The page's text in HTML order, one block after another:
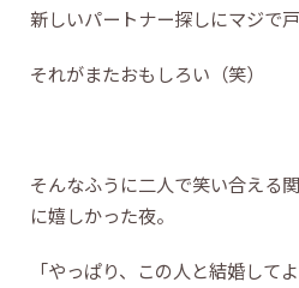
新しいパートナー探しにマジで
それがまたおもしろい（笑）
そんなふうに二人で笑い合える
に嬉しかった夜。
「やっぱり、この人と結婚して